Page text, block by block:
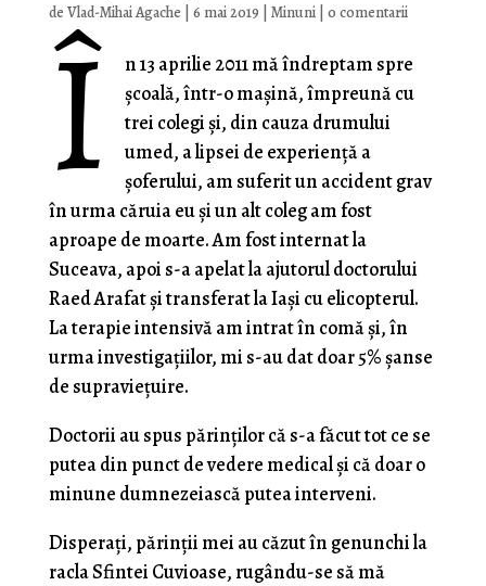
de Vlad-Mihai Agache 6 mai 2019 Minuni| 0 comentarii
Î
n 13 aprilie 2011 mă îndreptam spre
şcoală, într-o maşină, împreună cu
trei colegi şi, din cauza drumului
umed, a lipsei de experienţă a
şoferului, am suferit un accident grav
în urma căruia eu şi un alt coleg am fost
aproape de moarte. Am fost internat la
Suceava, apoi s-a apelat la ajutorul doctorului
Raed Arafat şi transferat la Iaşi cu elicopterul.
La terapie intensivă am intrat în comă şi, în
urma investigaţiilor, mi s-au dat doar 5% şanse
de supravieţuire.
Doctorii au spus părinţilor că s-a făcut tot ce se
putea din punct de vedere medical şi că doar o
minune dumnezeiască putea interveni.
Disperaţi, părinţii mei au căzut în genunchi la
racla Sfintei Cuvioase, rugându-se să mă